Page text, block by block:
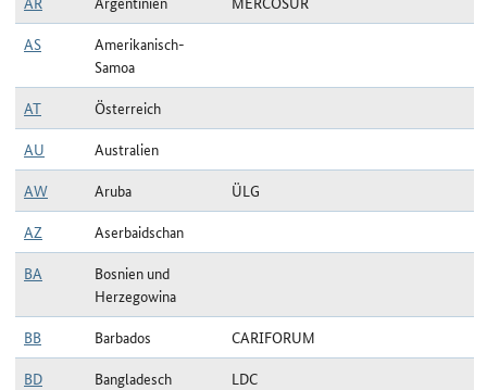
AS
Amerikanisch-
Samoa
AT
Österreich
AU
Australien
AW
Aruba
ÜLG
AZ
Aserbaidschan
BA
Bosnien und
Herzegowina
BB
Barbados
CARIFORUM
BD
Bangladesch
LDC